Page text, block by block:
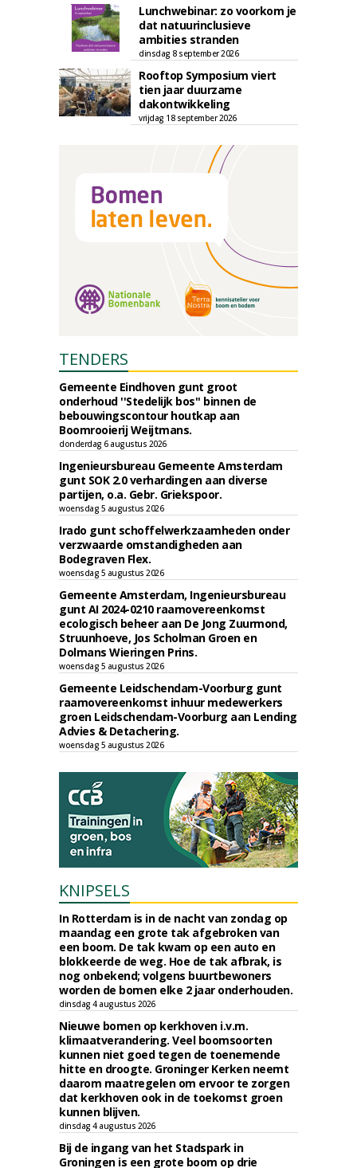
Lunchwebinar: zo voorkom je
dat natuurinclusieve
ambities stranden
dinsdag 8 september 2026
Rooftop Symposium viert
tien jaar duurzame
dakontwikkeling
vrijdag 18 september 2026
TENDERS
Gemeente Eindhoven gunt groot
onderhoud ''Stedelijk bos'' binnen de
bebouwingscontour houtkap aan
Boomrooierij Weijtmans.
donderdag 6 augustus 2026
Ingenieursbureau Gemeente Amsterdam
gunt SOK 2.0 verhardingen aan diverse
partijen, o.a. Gebr. Griekspoor.
woensdag 5 augustus 2026
Irado gunt schoffelwerkzaamheden onder
verzwaarde omstandigheden aan
Bodegraven Flex.
woensdag 5 augustus 2026
Gemeente Amsterdam, Ingenieursbureau
gunt AI 2024-0210 raamovereenkomst
ecologisch beheer aan De Jong Zuurmond,
Struunhoeve, Jos Scholman Groen en
Dolmans Wieringen Prins.
woensdag 5 augustus 2026
Gemeente Leidschendam-Voorburg gunt
raamovereenkomst inhuur medewerkers
groen Leidschendam-Voorburg aan Lending
Advies & Detachering.
woensdag 5 augustus 2026
KNIPSELS
In Rotterdam is in de nacht van zondag op
maandag een grote tak afgebroken van
een boom. De tak kwam op een auto en
blokkeerde de weg. Hoe de tak afbrak, is
nog onbekend; volgens buurtbewoners
worden de bomen elke 2 jaar onderhouden.
dinsdag 4 augustus 2026
Nieuwe bomen op kerkhoven i.v.m.
klimaatverandering. Veel boomsoorten
kunnen niet goed tegen de toenemende
hitte en droogte. Groninger Kerken neemt
daarom maatregelen om ervoor te zorgen
dat kerkhoven ook in de toekomst groen
kunnen blijven.
dinsdag 4 augustus 2026
Bij de ingang van het Stadspark in
Groningen is een grote boom op drie